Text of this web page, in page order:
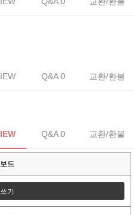
Q&A 0 교환/환불
Q&A 0 교환/환불
드
기